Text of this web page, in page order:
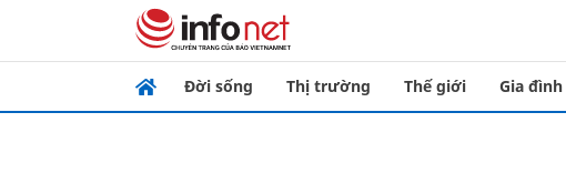
Đời sống Thị trường Thế giới Gia đình